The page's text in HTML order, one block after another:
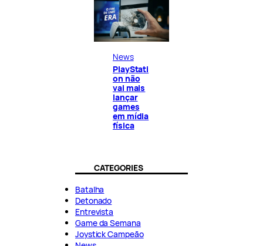
News
PlayStati
on não
vai mais
lançar
games
em mídia
física
CATEGORIES
Batalha
Detonado
Entrevista
Game da Semana
Joystick Campeão